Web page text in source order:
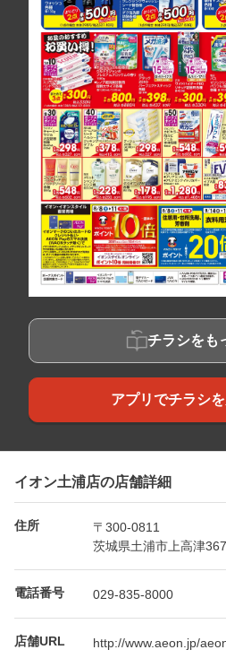
チラシをも
アプリでチラシ
イオン土浦店の店舗詳細
住所
〒300-0811
茨城県土浦市上高津367
電話番号 029-835-8000
店舗URL http://www.aeon.jp/